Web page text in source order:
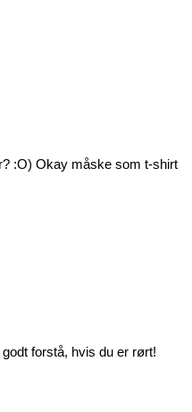
:O) Okay måske som t-shirt
forstå, hvis du er rørt!